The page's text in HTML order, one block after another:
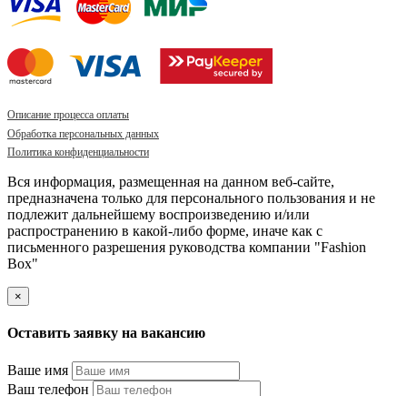
Описание процесса оплаты
Обработка персональных данных
Политика конфиденциальности
Вся информация, размещенная на данном веб-сайте,
предназначена только для персонального пользования и не
подлежит дальнейшему воспроизведению и/или
распространению в какой-либо форме, иначе как с
письменного разрешения руководства компании "Fashion
Box"
×
Оставить заявку на вакансию
Ваше имя
Ваш телефон